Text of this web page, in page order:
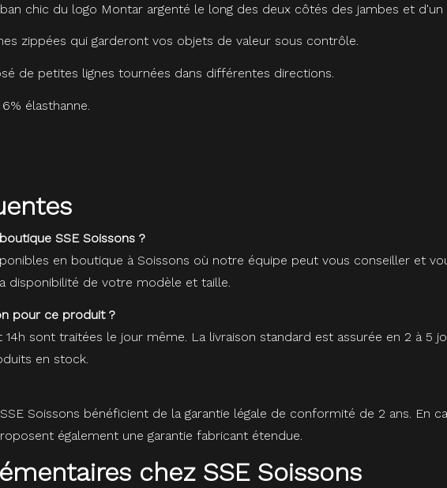
chic du logo Montar argenté le long des deux côtés des jambes et d'un
zippées qui garderont vos objets de valeur sous contrôle.
de petites lignes tournées dans différentes directions.
élasthanne.
SSE Soissons ?
en boutique à Soissons où notre équipe peut vous conseiller et
disponibilité de votre modèle et taille.
pour ce produit ?
14h sont traitées le jour même. La livraison standard est assurée en 2 à 5
en stock.
Soissons bénéficient de la garantie légale de conformité de 2 ans.
également une garantie fabricant étendue.
chez SSE Soissons